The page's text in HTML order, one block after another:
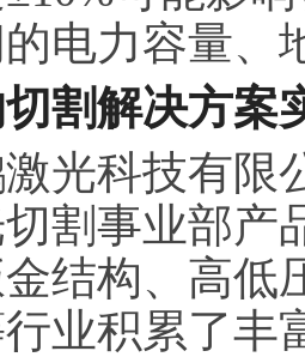
电力容量、
割解决方案
光科技有限
割事业部产
结构、高低
业积累了丰